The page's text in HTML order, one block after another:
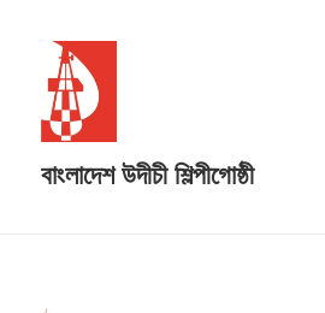
বাংলাদেশ উদীচী শিল্পীগোষ্ঠী